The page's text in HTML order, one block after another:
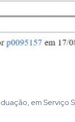
em Serviço